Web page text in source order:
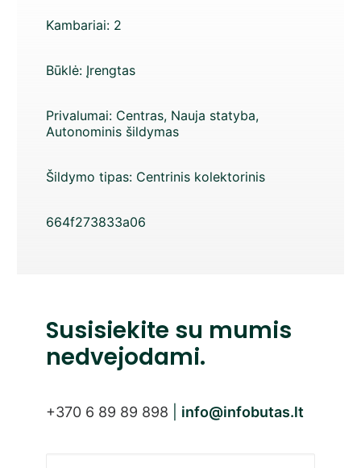
Kambariai: 2
Būklė: Įrengtas
Privalumai: Centras, Nauja statyba,
Autonominis šildymas
Šildymo tipas: Centrinis kolektorinis
664f273833a06
Susisiekite su mumis
nedvejodami.
+370 6 89 89 898 info@infobutas.lt